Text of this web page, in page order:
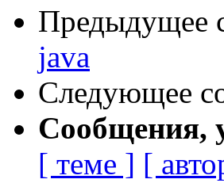
Предыдущее
java
Следующее
Сообщения,
[ теме ] [